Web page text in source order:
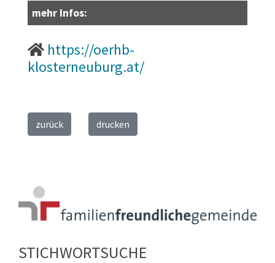
mehr Infos:
https://oerhb-
klosterneuburg.at/
zurück drucken
STICHWORTSUCHE